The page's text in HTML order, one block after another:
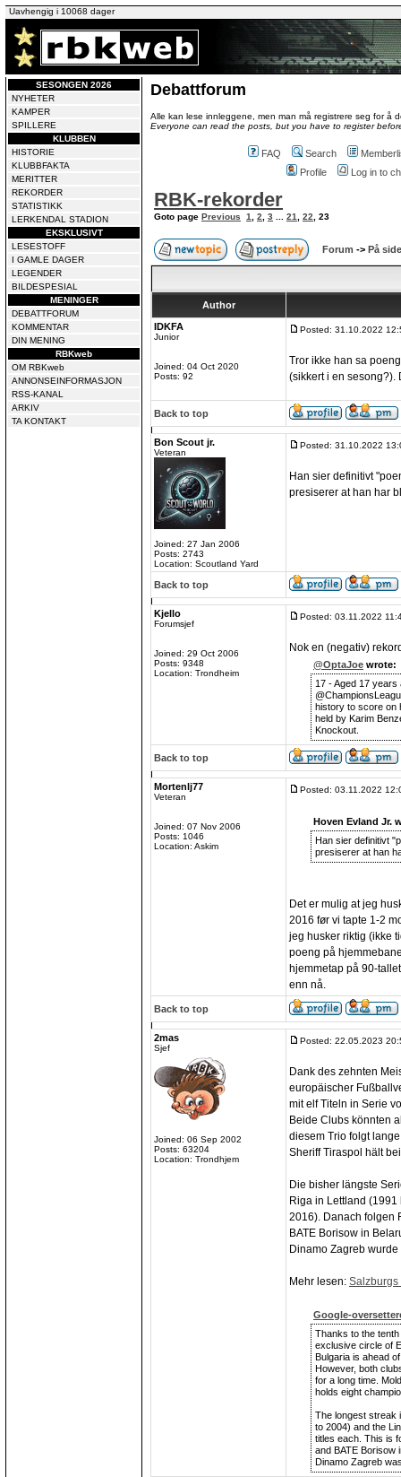
Uavhengig i 10068 dager
SESONGEN 2026
NYHETER
KAMPER
SPILLERE
KLUBBEN
HISTORIE
KLUBBFAKTA
MERITTER
REKORDER
STATISTIKK
LERKENDAL STADION
EKSKLUSIVT
LESESTOFF
I GAMLE DAGER
LEGENDER
BILDESPESIAL
MENINGER
DEBATTFORUM
KOMMENTAR
DIN MENING
RBKweb
OM RBKweb
ANNONSEINFORMASJON
RSS-KANAL
ARKIV
TA KONTAKT
Debattforum
Alle kan lese innleggene, men man må registrere seg for å
Everyone can read the posts, but you have to register
FAQ Search
Profile
Log in to
RBK-rekorder
Goto page Previous 1 2 3 21 22 23
Forum -> På
Author
IDKFA
Junior
Joined: 04 Oct 2020
Posts: 92
Posted: 31.10.2022
Tror ikke han sa
(sikkert i en sesong?).
Back to top
Bon Scout jr.
Veteran
Joined: 27 Jan 2006
Posts: 2743
Location: Scoutland Yard
Posted: 31.10.2022
Han sier definitivt
presiserer at han har
Back to top
Kjello
Forumsjef
Joined: 29 Oct 2006
Posts: 9348
Location: Trondheim
Posted: 03.11.2022
Nok en (negativ)
@OptaJoe wrote:
17 - Aged 17
history to score on
held by Karim
Knockout.
Back to top
Mortenlj77
Veteran
Joined: 07 Nov 2006
Posts: 1046
Location: Askim
Posted: 03.11.2022
Hoven Evland Jr.
Han sier definitivt
presiserer at han
Det er mulig at jeg
2016 før vi tapte 1-2
jeg husker riktig (ikke
poeng på
hjemmetap på 90-
enn nå.
Back to top
2mas
Sjef
Joined: 06 Sep 2002
Posts: 63204
Location: Trondhjem
Posted: 22.05.2023
Dank des zehnten
europäischer
mit elf Titeln in Serie
Beide Clubs könnten
diesem Trio folgt
Sheriff Tiraspol hält
Die bisher längste
Riga in Lettland
2016). Danach folgen
BATE Borisow in
Dinamo Zagreb
Mehr lesen: Salzburgs
Google-
Thanks to the
exclusive circle of
Bulgaria is ahead
However, both
for a long time.
holds eight
The longest streak
to 2004) and the
titles each. This is
and BATE Borisow
Dinamo Zagreb